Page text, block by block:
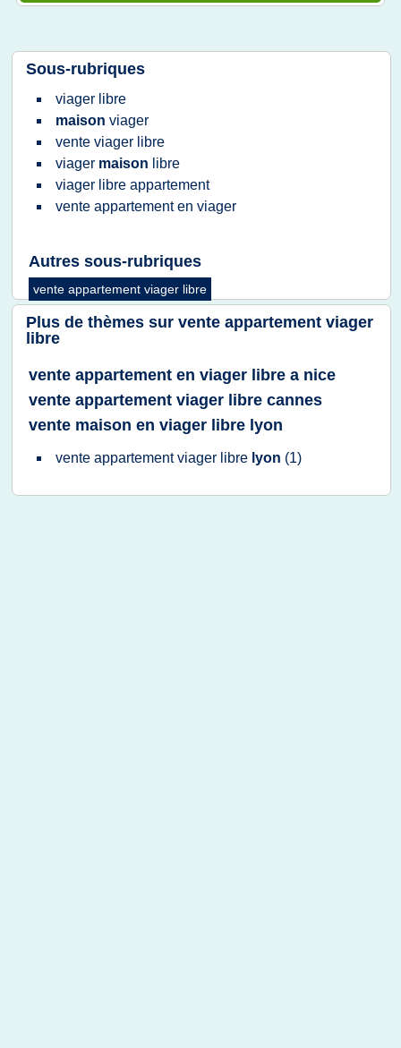
Sous-rubriques
viager libre
maison viager
vente viager libre
viager maison libre
viager libre appartement
vente appartementen viager
Autres sous-rubriques
vente appartement viager libre
Plus de thèmes sur vente appartement viager
libre
vente appartement en viager libre a nice
vente appartement viager libre cannes
vente maison en viager libre lyon
vente appartement viager libre lyon (1)